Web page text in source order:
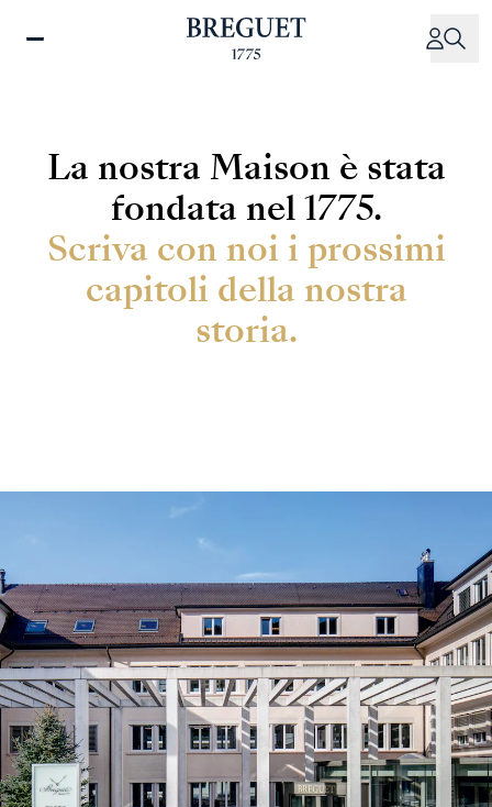
La nostra Maison è stata
fondata nel 1775.
Scriva con noi i prossimi
capitoli della nostra
storia.